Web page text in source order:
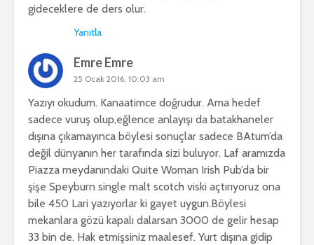
gideceklere de ders olur.
Yanıtla
Emre Emre
25 Ocak 2016, 10:03 am
Yazıyı okudum. Kanaatimce doğrudur. Ama hedef
sadece vuruş olup,eğlence anlayışı da batakhaneler
dışına çıkamayınca böylesi sonuçlar sadece BAtum’da
değil dünyanın her tarafında sizi buluyor. Laf aramızda
Piazza meydanındaki Quite Woman Irish Pub’da bir
şişe Speyburn single malt scotch viski açtırıyoruz ona
bile 450 Lari yazıyorlar ki gayet uygun.Böylesi
mekanlara gözü kapalı dalarsan 3000 de gelir hesap
33 bin de. Hak etmişsiniz maalesef. Yurt dışına gidip